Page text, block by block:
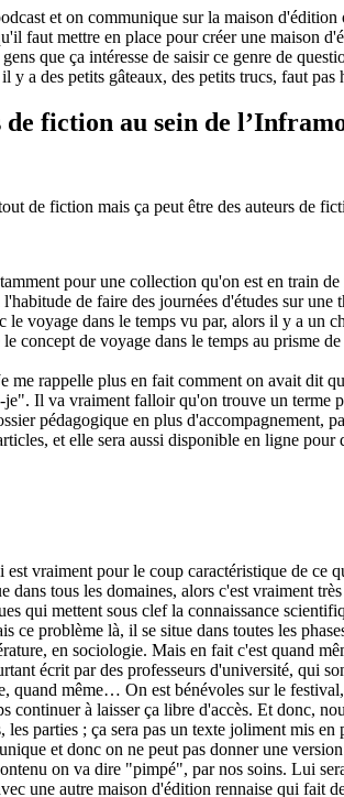
et on communique sur la maison
faut mettre en place pour créer une maison
que ça intéresse de saisir ce genre de
a des petits gâteaux, des petits trucs, faut pas
fiction au sein de
de fiction mais ça peut être des auteurs de
pour une collection qu'on est en train
de faire des journées d'études sur
le voyage dans le temps vu par, alors il y a
concept de voyage dans le temps au prisme
me rappelle plus en fait comment on avait dit
Il va vraiment falloir qu'on trouve un
pédagogique en plus d'accompagnement,
et elle sera aussi disponible en ligne
est vraiment pour le coup caractéristique de
tous les domaines, alors c'est vraiment
qui mettent sous clef la connaissance
ce problème là, il se situe dans toutes les
en sociologie. Mais en fait c'est quand
écrit par des professeurs d'université, qui
quand même… On est bénévoles sur le
continuer à laisser ça libre d'accès. Et donc,
parties ; ça sera pas un texte joliment mis
et donc on ne peut pas donner une
on va dire "pimpé", par nos soins. Lui
une autre maison d'édition rennaise qui